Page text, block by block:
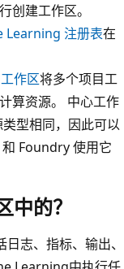
创建工作区。
Learning 注册表在
作区将多个项目工
算资源。 中心工作
型相同，因此可以
Foundry 使用它
中的？
志、指标、输出、